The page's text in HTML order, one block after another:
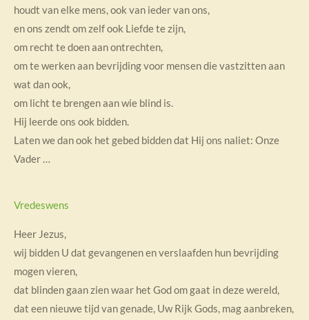
houdt van elke mens, ook van ieder van ons,
en ons zendt om zelf ook Liefde te zijn,
om recht te doen aan ontrechten,
om te werken aan bevrijding voor mensen die vastzitten aan
wat dan ook,
om licht te brengen aan wie blind is.
Hij leerde ons ook bidden.
Laten we dan ook het gebed bidden dat Hij ons naliet: Onze
Vader …
Vredeswens
Heer Jezus,
wij bidden U dat gevangenen en verslaafden hun bevrijding
mogen vieren,
dat blinden gaan zien waar het God om gaat in deze wereld,
dat een nieuwe tijd van genade, Uw Rijk Gods, mag aanbreken,